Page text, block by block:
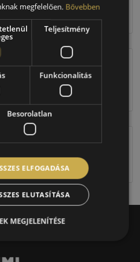
címke adatok tájékoztató
kerül kiszállításra.
megfelelően. Bővebben
Teljesítmény
Funkcionalitás
Besorolatlan
ELFOGADÁSA
ELUTASÍTÁSA
MEGJELENÍTÉSE